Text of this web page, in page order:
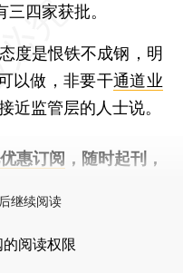
四家获批。
是恨铁不成钢，明
以做，非要干通道业
近监管层的人士说。
惠订阅 ，随时起刊，
继续阅读
阅读权限